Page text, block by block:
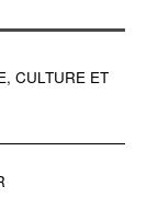
CULTURE ET